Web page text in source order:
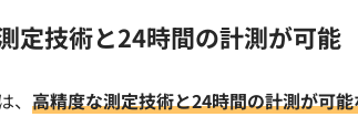
定技術と24時間の計測が可能
高精度な測定技術と24時間の計測が可